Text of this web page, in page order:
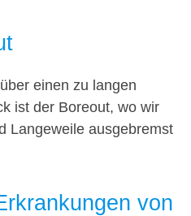
einen zu langen
ist der Boreout, wo wir
Langeweile ausgebremst
von